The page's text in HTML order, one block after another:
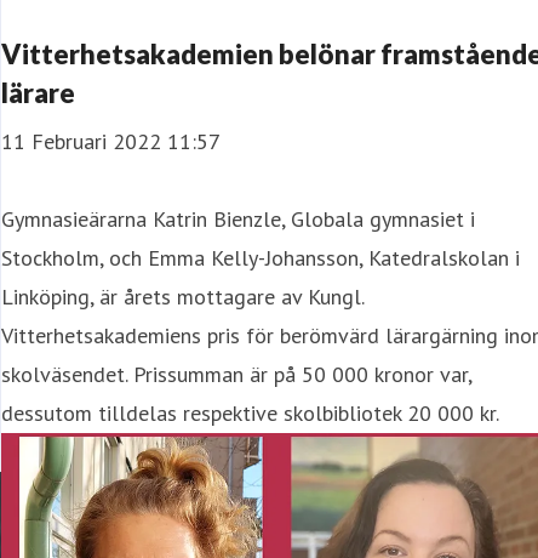
Vitterhetsakademien belönar
lärare
11 Februari 2022 11:57
Gymnasieärarna Katrin Bienzle, Globala gymnasiet i
Stockholm, och Emma Kelly-Johansson, Katedralskolan i
Linköping, är årets mottagare av Kungl.
Vitterhetsakademiens pris för berömvärd lärargärning
skolväsendet. Prissumman är på 50 000 kronor var,
dessutom tilldelas respektive skolbibliotek 20 000 kr.